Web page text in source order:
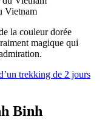
Vietnam
la couleur dorée
magique qui
trekking de 2 jours
Binh